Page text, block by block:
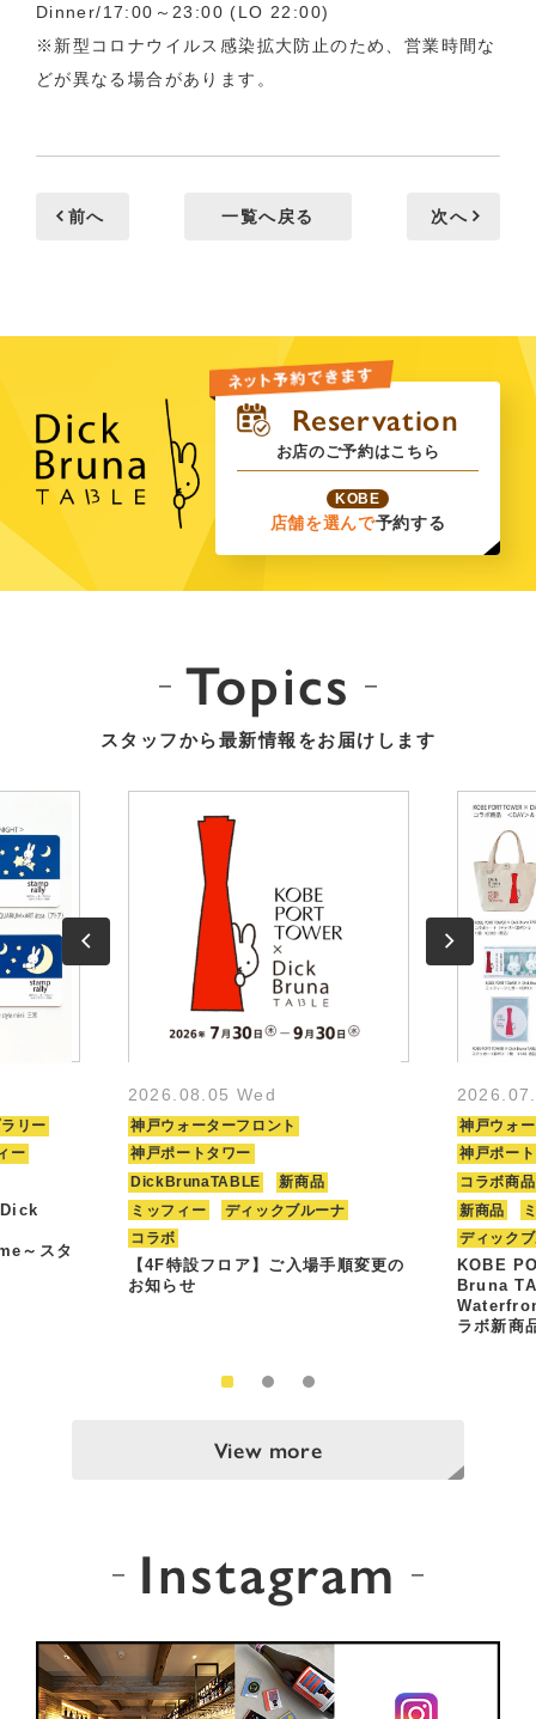
Dinner/17:00～23:00 (LO 22:00)
※新型コロナウイルス感染拡大防止のため、営業時間な
どが異なる場合があります。
前へ 一覧へ戻る 次へ
お店のご予約はこちら
KOBE
店舗を選んで予約する
Topics
スタッフから最新情報をお届けします
リー
ー
～スタ
2026.08.05 Wed
神戸ウォーターフロント
神戸ポートタワー
DickBrunaTABLE
新商品
ミッフィー
ディックブルーナ
コラボ
【4F特設フロア】ご入場手順変更の
お知らせ
神戸ウォ
神戸ポー
コラボ商品
新商品
ディック
KOBE
Bruna
ラボ新商
View more
Instagram